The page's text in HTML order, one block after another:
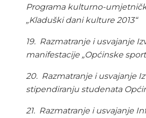
Programa kulturno-
„Kladuški dani kulture 2013“
19. Razmatranje i usvajanje
manifestacije „Općinske
20. Razmatranje i usvajanje
stipendiranju studenata
21. Razmatranje i usvajanje